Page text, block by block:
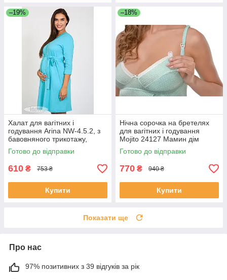
–19%
Халат для вагітних і
годування Arina NW-4.5.2, з
бавовняного трикотажу,
блакитний, розмір 44
Готово до відправки
610 ₴ 753 ₴
Купити
–18%
Нічна сорочка на бретелях
для вагітних і годування
Mojito 24127 Мамин дім
Готово до відправки
770 ₴ 940 ₴
Купити
Показати ще
Про нас
97% позитивних з 39 відгуків за рік